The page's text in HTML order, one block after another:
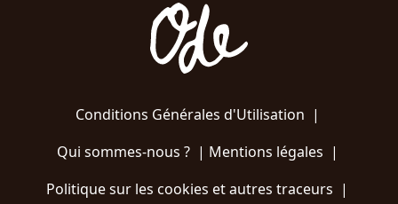
Conditions Générales d'Utilisation |
Qui sommes-nous ?| Mentions légales |
Politique sur les cookies et autres traceurs |